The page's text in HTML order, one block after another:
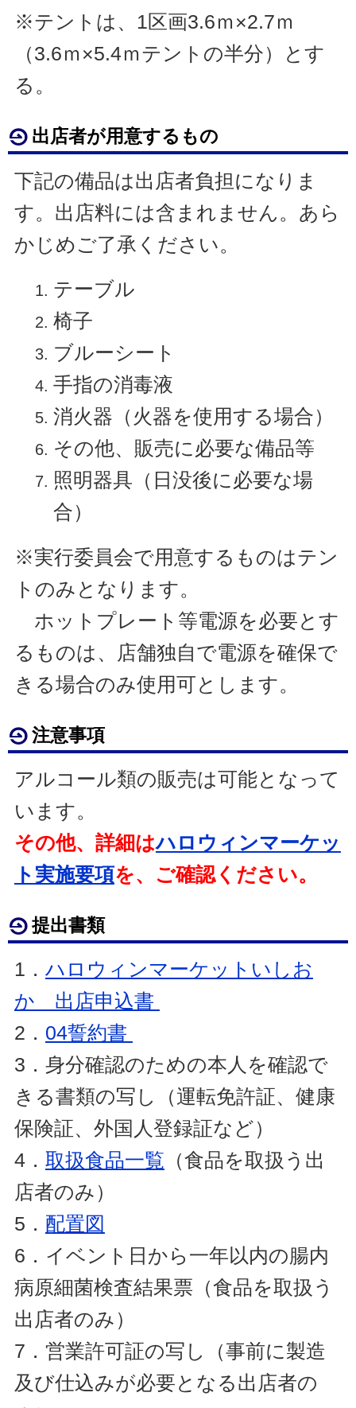
※テントは、1区画3.6ｍ×2.7ｍ
（3.6ｍ×5.4ｍテントの半分）とす
る。
出店者が用意するもの
下記の備品は出店者負担になりま
す。出店料には含まれません。あら
かじめご了承ください。
テーブル
椅子
ブルーシート
手指の消毒液
消火器（火器を使用する場合）
その他、販売に必要な備品等
照明器具（日没後に必要な場
合）
※実行委員会で用意するものはテン
トのみとなります。
ホットプレート等電源を必要とす
るものは、店舗独自で電源を確保で
きる場合のみ使用可とします。
注意事項
アルコール類の販売は可能となって
います。
その他、詳細はハロウィンマーケッ
ト実施要項を、ご確認ください。
提出書類
1． ハロウィンマーケットいしお
か 出店申込書
2． 04誓約書
3．身分確認のための本人を確認で
きる書類の写し（運転免許証、健康
保険証、外国人登録証など）
4． 取扱食品一覧 （食品を取扱う出
店者のみ）
5． 配置図
6．イベント日から一年以内の腸内
病原細菌検査結果票（食品を取扱う
出店者のみ）
7．営業許可証の写し（事前に製造
及び仕込みが必要となる出店者の